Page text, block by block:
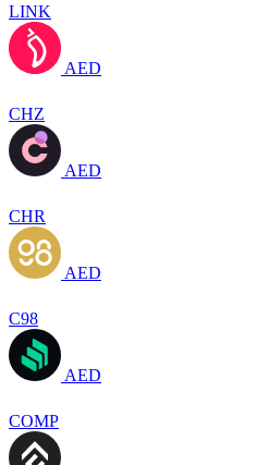
LINK
AED
CHZ
AED
CHR
AED
C98
AED
COMP